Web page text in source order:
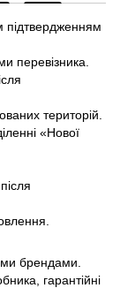
перевізника.
територій.
«Нової
брендами.
гарантійні